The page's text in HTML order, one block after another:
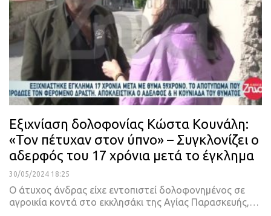
Εξιχνίαση δολοφονίας Κώστα Κουνάλη:
«Τον πέτυχαν στον ύπνο» – Συγκλονίζει ο
αδερφός του 17 χρόνια μετά το έγκλημα
30/05/2024 18:25
Ο άτυχος άνδρας είχε εντοπιστεί δολοφονημένος σε
αγροικία κοντά στο εκκλησάκι της Αγίας Παρασκευής,…